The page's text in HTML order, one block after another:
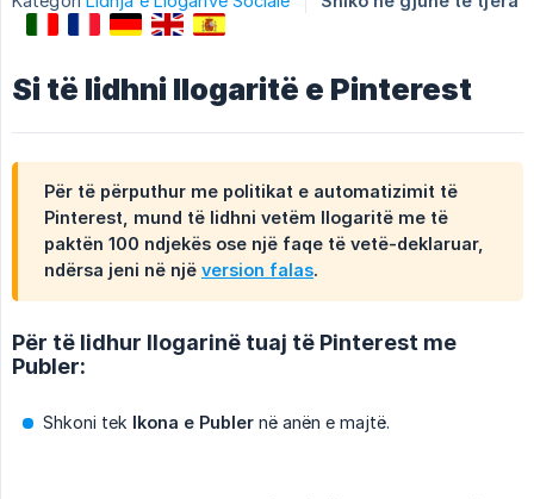
Si të lidhni llogaritë e Pinterest
Për të përputhur me politikat e automatizimit të
Pinterest, mund të lidhni vetëm llogaritë me të
paktën 100 ndjekës ose një faqe të vetë-deklaruar,
ndërsa jeni në një version falas.
Për të lidhur llogarinë tuaj të Pinterest me
Publer:
Shkoni tek Ikona e Publer në anën e majtë.